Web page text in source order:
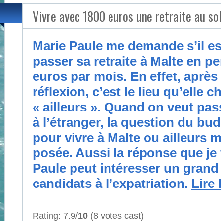
Vivre avec 1800 euros une retraite au
Marie Paule me demande s’il
passer sa retraite à Malte en
euros par mois. En effet, après
réflexion, c’est le lieu qu’elle
« ailleurs ». Quand on veut
à l’étranger, la question du
pour vivre à Malte ou ailleurs
posée. Aussi la réponse que je
Paule peut intéresser un
candidats à l’expatriation. Lire
Rating: 7.9/10 (8 votes cast)